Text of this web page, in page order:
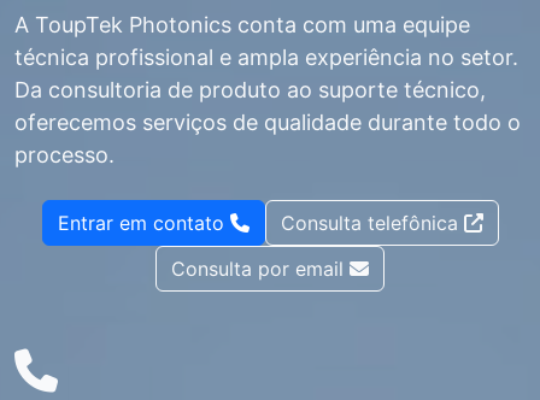
A ToupTek Photonics conta com uma equipe
técnica profissional e ampla experiência no setor.
Da consultoria de produto ao suporte técnico,
oferecemos serviços de qualidade durante todo o
processo.
Entrar em contato
Consulta telefônica
Consulta por email